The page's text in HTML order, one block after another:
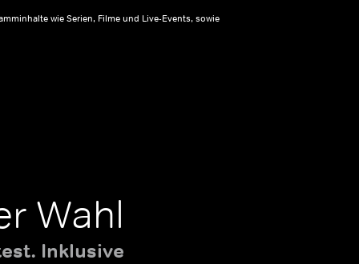
wie Serien, Filme und Live-Events, sowie
Wahl
Inklusive